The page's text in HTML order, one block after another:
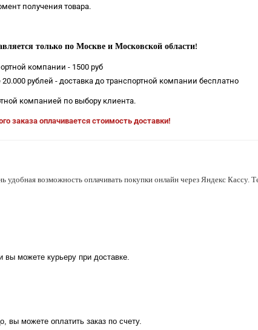
получения товара.
только по Москве и Московской области!
компании - 1500 руб
рублей - доставка до транспортной компании бесплатно
компанией по выбору клиента.
заказа оплачивается стоимость доставки!
удобная возможность оплачивать покупки онлайн через Яндекс
вы можете курьеру при доставке.
вы можете оплатить заказ по счету.